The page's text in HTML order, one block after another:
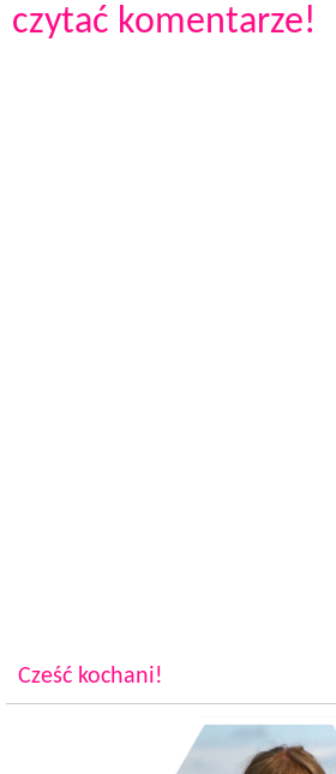
czytać komentarze!
Cześć kochani!